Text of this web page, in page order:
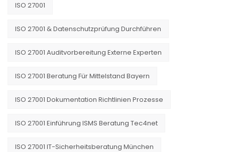
ISO 27001
ISO 27001 & Datenschutzprüfung Durchführen
ISO 27001 Auditvorbereitung Externe Experten
ISO 27001 Beratung Für Mittelstand Bayern
ISO 27001 Dokumentation Richtlinien Prozesse
ISO 27001 Einführung ISMS Beratung Tec4net
ISO 27001 IT-Sicherheitsberatung München